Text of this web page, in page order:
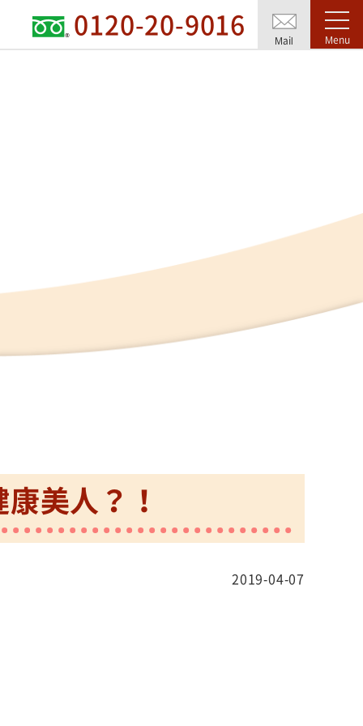
0120-20-9016 Mail Menu
美人？！
2019-04-07